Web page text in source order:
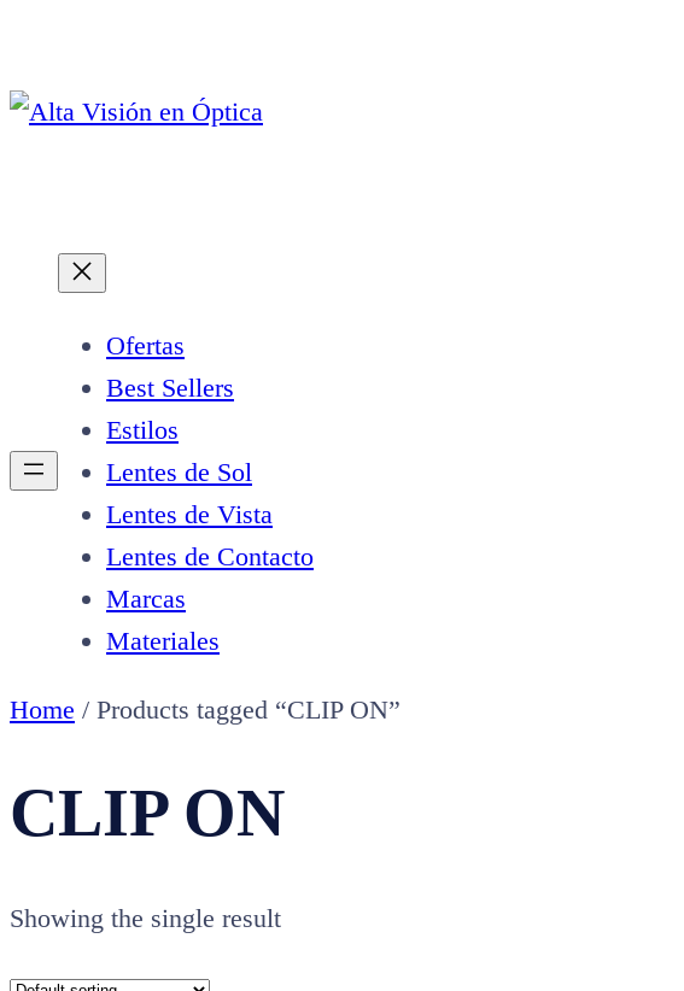
contenido
Ofertas
Best Sellers
Estilos
Lentes de Sol
Lentes de Vista
Lentes de Contacto
Marcas
Materiales
Home / Products tagged “CLIP ON”
CLIP ON
Showing the single result